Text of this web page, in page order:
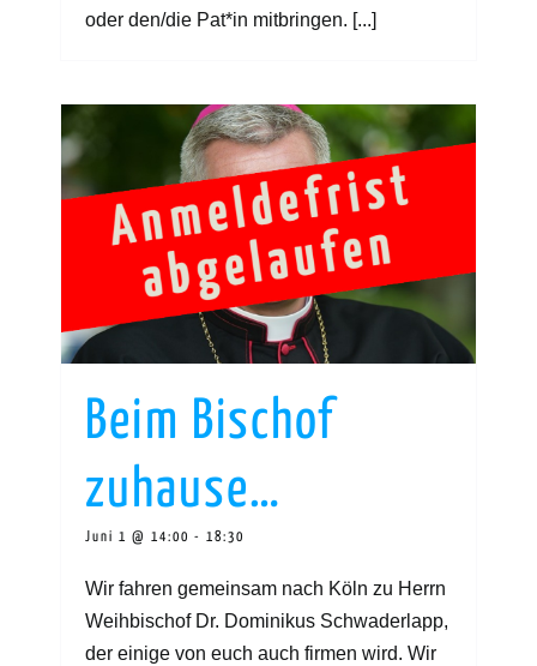
oder den/die Pat*in mitbringen. [...]
Beim Bischof
zuhause…
Juni 1 @ 14:00 - 18:30
Wir fahren gemeinsam nach Köln zu Herrn
Weihbischof Dr. Dominikus Schwaderlapp,
der einige von euch auch firmen wird. Wir